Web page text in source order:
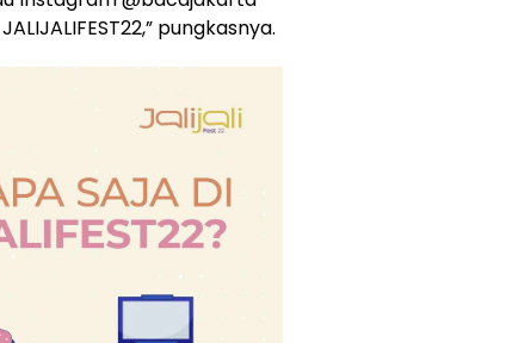
pungkasnya.